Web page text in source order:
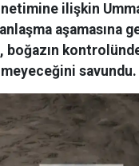
ilişkin
aşamasına
boğazın
savundu.